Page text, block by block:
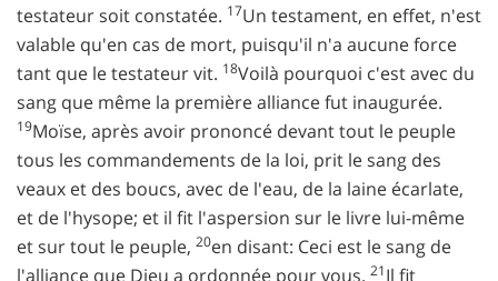
testateur soit constatée. 17Un testament, en effet, n'est
valable qu'en cas de mort, puisqu'il n'a aucune force
tant que le testateur vit. 18Voilà pourquoi c'est avec du
sang que même la première alliance fut inaugurée.
19Moïse, après avoir prononcé devant tout le peuple
tous les commandements de la loi, prit le sang des
veaux et des boucs, avec de l'eau, de la laine écarlate,
et de l'hysope; et il fit l'aspersion sur le livre lui-même
et sur tout le peuple, 20en disant: Ceci est le sang de
l'alliance que Dieu a ordonnée pour vous. 21Il fit